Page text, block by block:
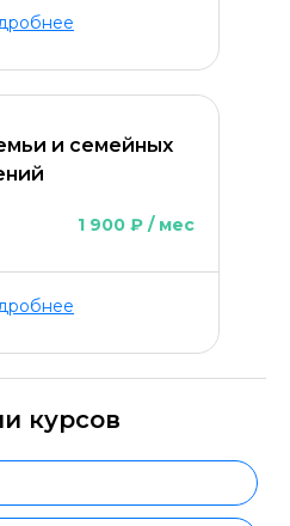
и семейных
1 900 ₽ / мес
курсов